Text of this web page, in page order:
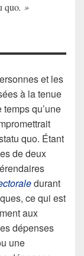
quo. »
et les
à la tenue
qu’une
quo. Étant
de deux
durant
ce qui est
aux
dépenses
une